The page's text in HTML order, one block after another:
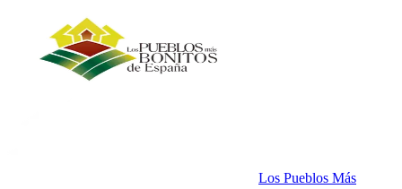
Los Pueblos Más